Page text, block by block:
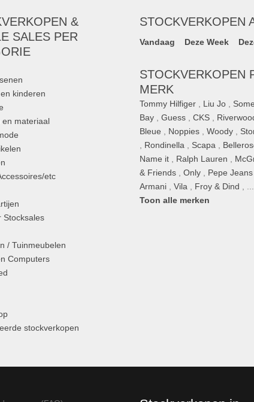
&
SALES PER
kinderen
en materiaal
etc
Stocksales
/ Tuinmeubelen
Computers
stockverkopen
STOCKVERKOPEN
Vandaag Deze Week
STOCKVERKOPEN
MERK
Tommy Hilfiger Liu Jo
Bay ,Guess ,CKS
Bleue
Noppies ,Woody
Rondinella Scapa
Name it
Ralph Lauren
& Friends ,Only Pepe Jeans
Armani ,Vila Froy & Dind
Toon alle merken